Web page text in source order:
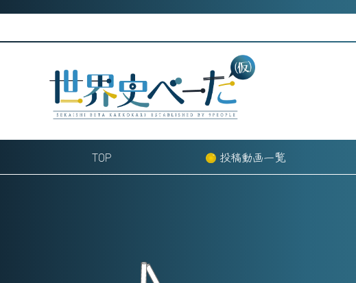
TOP 投稿動画一覧